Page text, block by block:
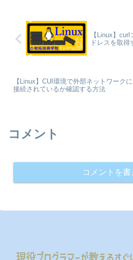
【Linux】
ドレスを取得
【Linux】CUI環境で外部ネットワークに
接続されているか確認する方法
コメント
コメントを書